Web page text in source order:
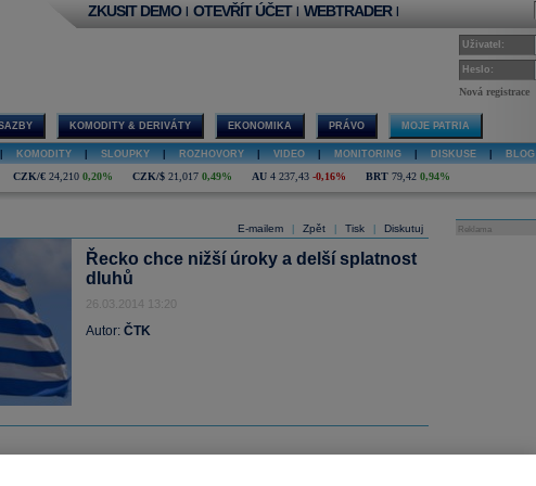
ZKUSIT DEMO | OTEVŘÍT ÚČET | WEBTRADER |
Uživatel:
Heslo:
Nová registrace
KOMODITY & DERIVÁTY EKONOMIKA PRÁVO MOJE PATRIA
KOMODITY SLOUPKY ROZHOVORY VIDEO MONITORING DISKUSE BLOG
CZK/€ 24,210 0,20% CZK/$ 21,017 0,49% AU 4 237,43 -0,16% BRT 79,42 0,94%
E-mailem Zpět Tisk Diskutuj
Řecko chce nižší úroky a delší splatnost
dluhů
26.03.2014 13:20
Autor: ČTK
Reklama